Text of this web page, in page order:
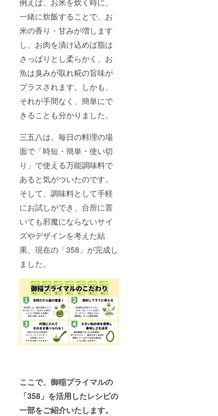
例えば、お米を炊く時に、
一緒に炊飯することで、お
米の香り・甘みが増します
し、お肉を漬け込めば脂は
さっぱりとし柔らかく、お
魚は臭みが取れ糀の旨味が
プラスされます。しかも、
それが手間なく、簡単にで
きることも分かりました。
三五八は、毎日の料理の場
面で「時短・簡単・使い切
り」で使える万能調味料で
あると気がついたのです。
そして、調味料として手軽
にお試しができ、台所に置
いても邪魔にならないサイ
ズやデザインを考えた結
果、現在の「358」が完成し
ました。
ここで、御稲プライマルの
「358」を活用したレシピの
一部をご紹介いたします。